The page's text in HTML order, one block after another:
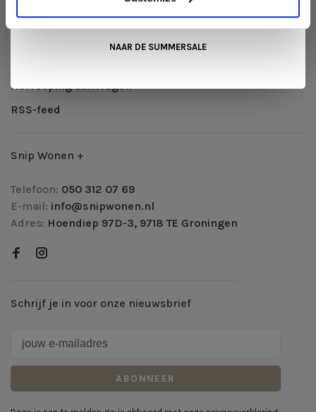
Betaalmethoden
Herroeping aanvragen
RSS-feed
Snip Wonen +
Telefoon: 050 312 07 69
E-mail: info@snipwonen.nl
Adres: Hoendiep 97D-3, 9718 TE Groningen
Schrijf je in voor onze nieuwsbrief
ABONNEER
. De koffie of thee staat voor je klaar!
NAAR DE SUMMERSALE